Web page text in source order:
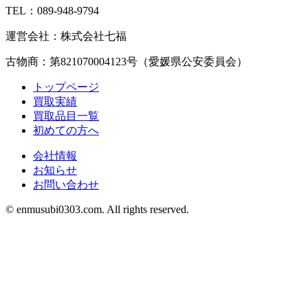
TEL：089-948-9794
運営会社：株式会社七福
古物商：第821070004123号（愛媛県公安委員会）
トップページ
買取実績
買取品目一覧
初めての方へ
会社情報
お知らせ
お問い合わせ
©︎ enmusubi0303.com. All rights reserved.